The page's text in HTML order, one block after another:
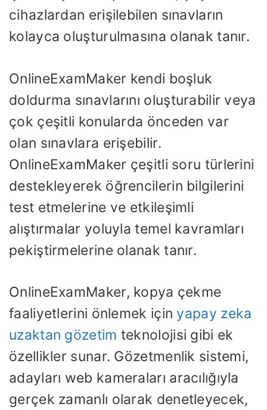
cihazlardan erişilebilen sınavların
kolayca oluşturulmasına olanak tanır.
OnlineExamMaker kendi boşluk
doldurma sınavlarını oluşturabilir veya
çok çeşitli konularda önceden var
olan sınavlara erişebilir.
OnlineExamMaker çeşitli soru türlerini
destekleyerek öğrencilerin bilgilerini
test etmelerine ve etkileşimli
alıştırmalar yoluyla temel kavramları
pekiştirmelerine olanak tanır.
OnlineExamMaker, kopya çekme
faaliyetlerini önlemek için yapay zeka
uzaktan gözetim teknolojisi gibi ek
özellikler sunar. Gözetmenlik sistemi,
adayları web kameraları aracılığıyla
gerçek zamanlı olarak denetleyecek,